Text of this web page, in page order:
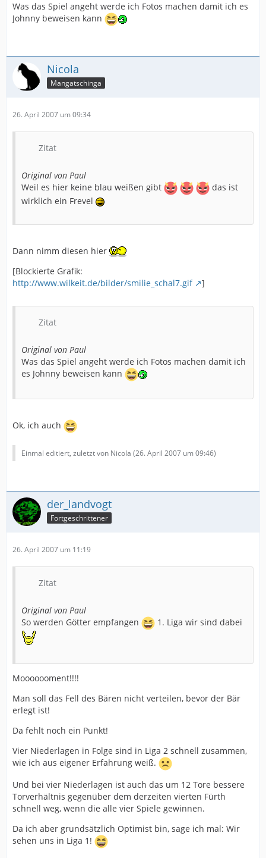
Was das Spiel angeht werde ich Fotos machen damit ich es
Johnny beweisen kann
Nicola
Mangatschinga
26. April 2007 um 09:34
Zitat
Original von Paul
Weil es hier keine blau weißen gibt
das ist
wirklich ein Frevel
Dann nimm diesen hier
[Blockierte Grafik:
http://www.wilkeit.de/bilder/smilie_schal7.gif
]
Zitat
Original von Paul
Was das Spiel angeht werde ich Fotos machen damit ich
es Johnny beweisen kann
Ok, ich auch
Einmal editiert, zuletzt von Nicola (26. April 2007 um 09:46)
der_landvogt
Fortgeschrittener
26. April 2007 um 11:19
Zitat
Original von Paul
So werden Götter empfangen
1. Liga wir sind dabei
Mooooooment!!!!
Man soll das Fell des Bären nicht verteilen, bevor der Bär
erlegt ist!
Da fehlt noch ein Punkt!
Vier Niederlagen in Folge sind in Liga 2 schnell zusammen,
wie ich aus eigener Erfahrung weiß.
Und bei vier Niederlagen ist auch das um 12 Tore bessere
Torverhältnis gegenüber dem derzeiten vierten Fürth
schnell weg, wenn die alle vier Spiele gewinnen.
Da ich aber grundsätzlich Optimist bin, sage ich mal: Wir
sehen uns in Liga 1!